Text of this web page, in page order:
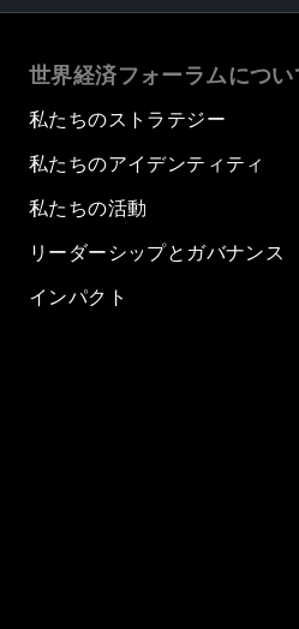
世界経済フォーラムについ
私たちのストラテジー
私たちのアイデンティティ
私たちの活動
リーダーシップとガバナンス
インパクト